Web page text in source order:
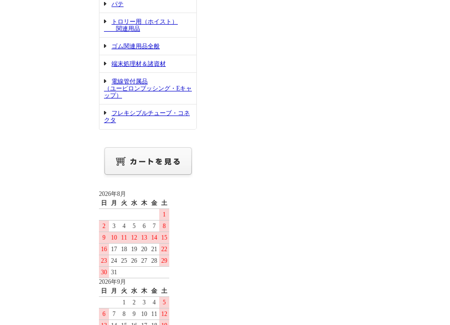
パテ
トロリー用（ホイスト）
関連用品
ゴム関連用品全般
端末処理材＆諸資材
電線管付属品
（ユーピロンブッシング・Eキャ
ップ）
フレキシブルチューブ・コネ
クタ
2026年8月
日
月 火 水 木 金 土
1
2
3 4 5 6 7
8
9
10 11 12 13 14
15
16
17 18 19 20 21
22
23 24 25 26 27 28 29
30 31
2026年9月
日
月 火 水 木 金 土
1
2 3 4
5
6
7 8 9 10 11
12